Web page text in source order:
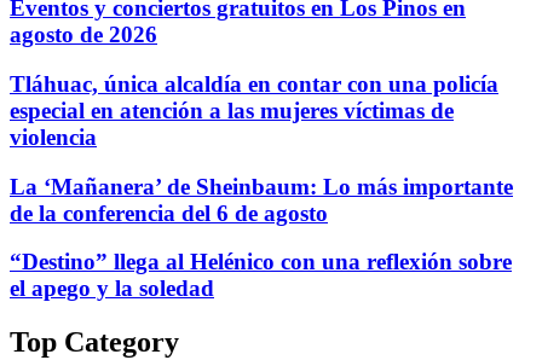
Eventos y conciertos gratuitos en Los Pinos en
agosto de 2026
Tláhuac, única alcaldía en contar con una policía
especial en atención a las mujeres víctimas de
violencia
La ‘Mañanera’ de Sheinbaum: Lo más importante
de la conferencia del 6 de agosto
“Destino” llega al Helénico con una reflexión sobre
el apego y la soledad
Top Category